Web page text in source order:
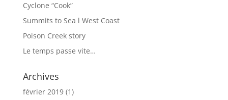
Cyclone “Cook”
Summits to Sea l West Coast
Poison Creek story
Le temps passe vite…
Archives
février 2019(1)